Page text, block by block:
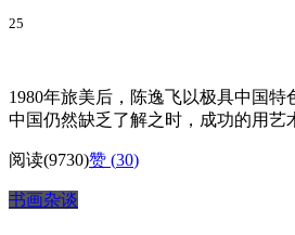
25
1980年旅美后，陈逸飞以极具中国
中国仍然缺乏了解之时，成功的用
阅读(9730)赞 (30)
书画杂谈